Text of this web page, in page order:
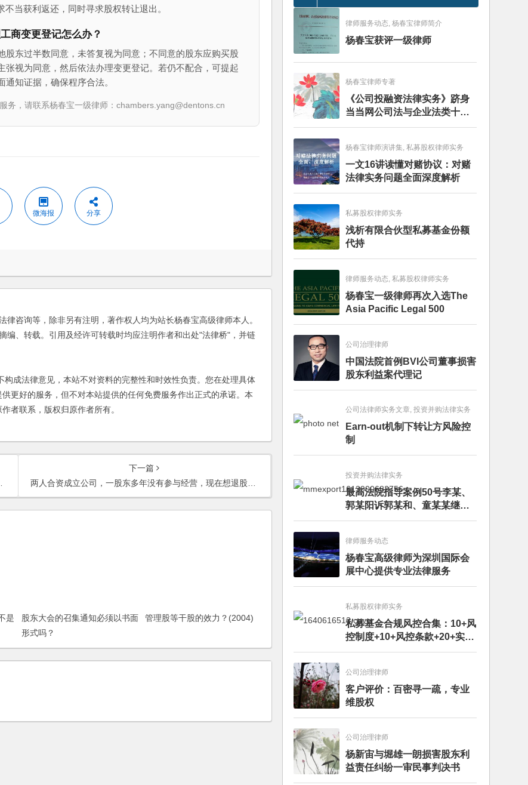
当获利返还，同时寻求股权转让退出。
商变更登记怎么办？
东过半数同意，未答复视为同意；不同意的股东应购买股
视为同意，然后依法办理变更登记。若仍不配合，可提起
知证据，确保程序合法。
务，请联系杨春宝一级律师：chambers.yang@dentons.cn
微海报 分享
律咨询等，除非另有注明，著作权人均为站长杨春宝高级律师本人。
编、转载。引用及经许可转载时均应注明作者和出处"法律桥"，并链
法律意见，本站不对资料的完整性和时效性负责。您在处理具体
更好的服务，但不对本站提供的任何免费服务作出正式的承诺。本
者联系，版权归原作者所有。
下一篇
两人合资成立公司，一股东多年没有参与经营，现在想退股，该怎么办？
是
股东大会的召集通知必须以书面
形式吗？
管理股等干股的效力？(2004)
律师服务动态, 杨春宝律师简介
杨春宝获评一级律师
杨春宝律师专著
《公司投融资法律实务》跻身
当当网公司法与企业法类十大
畅销图书榜
杨春宝律师演讲集, 私募股权律师实务
一文16讲读懂对赌协议：对赌
法律实务问题全面深度解析
私募股权律师实务
浅析有限合伙型私募基金份额
代持
律师服务动态, 私募股权律师实务
杨春宝一级律师再次入选The
Asia Pacific Legal 500
公司治理律师
中国法院首例BVI公司董事损害
股东利益案代理记
公司法律师实务文章, 投资并购法律实务
Earn-out机制下转让方风险控
制
投资并购法律实务
最高法院指导案例50号李某、
郭某阳诉郭某和、童某某继承
纠纷案
律师服务动态
杨春宝高级律师为深圳国际会
展中心提供专业法律服务
私募股权律师实务
私募基金合规风控合集：10+风
控制度+10+风控条款+20+实务
文章+每月动态
公司治理律师
客户评价：百密寻一疏，专业
维股权
公司治理律师
杨新宙与堀雄一朗损害股东利
益责任纠纷一审民事判决书